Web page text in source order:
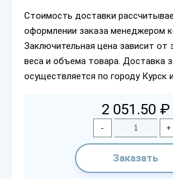
Стоимость доставки
оформлении заказа менеджером
Заключительная цена зависит от
веса и объема товара. Доставка
осуществляется по городу Курск
2 051.50 ₽
- +
Заказать